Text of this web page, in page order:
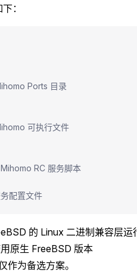
：
Ports 目录
可执行文件
RC 服务脚本
配置文件
的 Linux 二进制兼容层运
原生 FreeBSD 版本
作为备选方案。